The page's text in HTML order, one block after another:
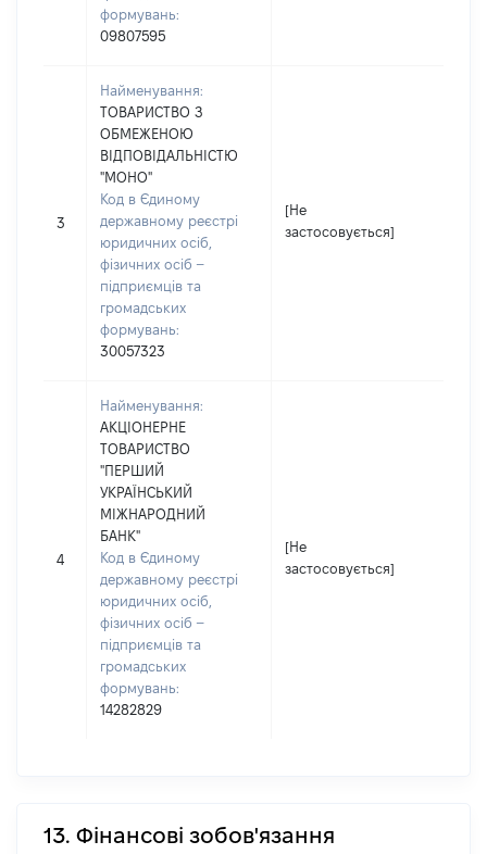
формувань:
09807595
3
Найменування:
ТОВАРИСТВО З
ОБМЕЖЕНОЮ
ВІДПОВІДАЛЬНІСТЮ
"МОНО"
Код в Єдиному
державному реєстрі
юридичних осіб,
фізичних осіб –
підприємців та
громадських
формувань:
30057323
[Не
застосовується]
4
Найменування:
АКЦІОНЕРНЕ
ТОВАРИСТВО
"ПЕРШИЙ
УКРАЇНСЬКИЙ
МІЖНАРОДНИЙ
БАНК"
Код в Єдиному
державному реєстрі
юридичних осіб,
фізичних осіб –
підприємців та
громадських
формувань:
14282829
[Не
застосовується]
13. Фінансові зобов'язання